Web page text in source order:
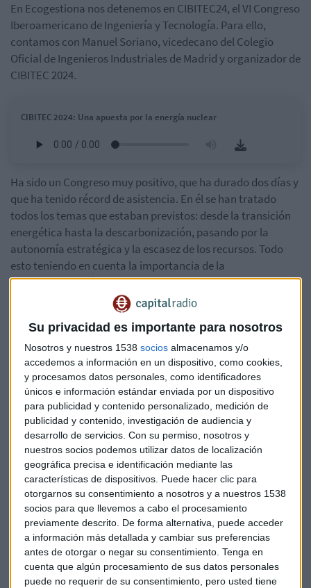
Su privacidad es importante para nosotros
Nosotros y nuestros 1538 socios almacenamos y/o
accedemos a información en un dispositivo, como cookies,
y procesamos datos personales, como identificadores
únicos e información estándar enviada por un dispositivo
para publicidad y contenido personalizado, medición de
publicidad y contenido, investigación de audiencia y
desarrollo de servicios. Con su permiso, nosotros y
nuestros socios podemos utilizar datos de localización
geográfica precisa e identificación mediante las
características de dispositivos. Puede hacer clic para
otorgarnos su consentimiento a nosotros y a nuestros 1538
socios para que llevemos a cabo el procesamiento
previamente descrito. De forma alternativa, puede acceder
a información más detallada y cambiar sus preferencias
antes de otorgar o negar su consentimiento. Tenga en
cuenta que algún procesamiento de sus datos personales
puede no requerir de su consentimiento, pero usted tiene
En Ecogestiona nos detenemos en CIBITEC24, el VI Congreso
Iberoamericano de Ingeniería y Tecnología. Para ello,
contamos con Manuel Soriano, vicedecano del Colegio
Oficial de Ingenieros Industriales de Madrid y organizador de
CIBITEC 2024.
CIBITEC 2024: Una apuesta por la energía nuclear
Ha sido un Congreso muy positivo, que ha durado dos días y
que ha tenido récord de asistencia. En él se han tratado
todos los temas que estaban previstos: desde la transición
energética hasta la descarbonización, pasando por la
autonomía estratégica y la escasez de los recursos. Todo
esto teniendo en cuenta la importancia de la
reindustrialización.
España tiene unas condiciones “extraordinarias” para
reindustrializarse, con buenos ingenieros y talento. Por ello,
hay que apostar por el talento español: hay que atraer y
retener el talento.
Para el avance en sostenibilidad, la ingeniería es algo
esencial. Por ello, en el Congreso se ha tratado mucho este
tema. Principalmente en materia de hidrógeno renovable,
combustibles renovables y energía nuclear.
El objetivo es que en 2050 el hidrógeno renovable aporte el
20% de la energía en Europa. Esto es algo que las grandes
compañías saben, pues todas están trabajando en ello. No
obstante, las inversiones son clave y se necesita una
colaboración público-privada para llegar a ellas.
¿El fin de la energía nuclear?